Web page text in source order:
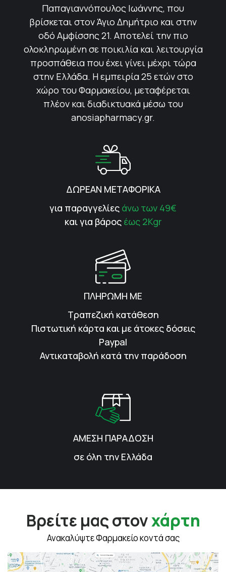
Παπαγιαννόπουλος Ιωάννης, που
βρίσκεται στον Άγιο Δημήτριο και στην
οδό Αμφίσσης 21. Αποτελεί την πιο
ολοκληρωμένη σε ποικιλία και λειτουργία
προσπάθεια που έχει γίνει μέχρι τώρα
στην Ελλάδα. Η εμπειρία 25 ετών στο
χώρο του Φαρμακείου, μεταφέρεται
πλέον και διαδικτυακά μέσω του
anosiapharmacy.gr.
ΔΩΡΕΑΝ ΜΕΤΑΦΟΡΙΚΑ
για παραγγελίες άνω των 49€
και για βάρος έως 2Kgr
ΠΛΗΡΩΜΗ ΜΕ
Τραπεζική κατάθεση
Πιστωτική κάρτα και με άτοκες δόσεις
Paypal
Αντικαταβολή κατά την παράδοση
ΑΜΕΣΗ ΠΑΡΑΔΟΣΗ
σε όλη την Ελλάδα
Βρείτε μας στονχάρτη
Ανακαλύψτε Φαρμακείο κοντά σας